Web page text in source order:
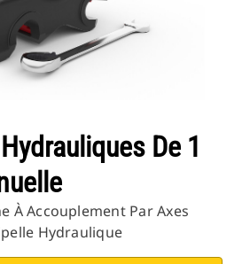
De 1
À Accouplement Par Axes
Hydraulique